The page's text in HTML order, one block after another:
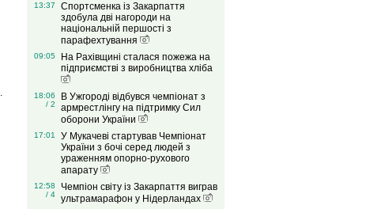
13:37
Спортсменка із Закарпаття
здобула дві нагороди на
національній першості з
парафехтування
09:05
На Рахівщині сталася пожежа на
підприємстві з виробництва хліба
18:06
/ 2
В Ужгороді відбувся чемпіонат з
армрестлінгу на підтримку Сил
оборони України
17:01
У Мукачеві стартував Чемпіонат
України з бочі серед людей з
ураженням опорно-рухового
апарату
12:58
/ 4
Чемпіон світу із Закарпаття виграв
ультрамарафон у Нідерландах